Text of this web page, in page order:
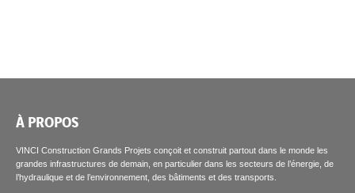
À PROPOS
VINCI Construction Grands Projets conçoit et construit partout dans le monde les
grandes infrastructures de demain, en particulier dans les secteurs de l’énergie, de
l’hydraulique et de l’environnement, des bâtiments et des transports.